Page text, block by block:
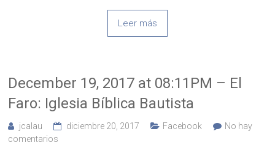
Leer más
December 19, 2017 at 08:11PM – El
Faro: Iglesia Bíblica Bautista
jcalau diciembre 20, 2017 Facebook
No hay
comentarios